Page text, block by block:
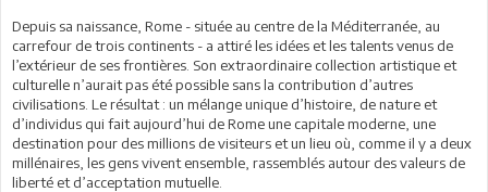
Depuis sa naissance, Rome - située au centre de la Méditerranée, au
carrefour de trois continents - a attiré les idées et les talents venus de
l’extérieur de ses frontières. Son extraordinaire collection artistique et
culturelle n’aurait pas été possible sans la contribution d’autres
civilisations. Le résultat : un mélange unique d’histoire, de nature et
d’individus qui fait aujourd’hui de Rome une capitale moderne, une
destination pour des millions de visiteurs et un lieu où, comme il y a deux
millénaires, les gens vivent ensemble, rassemblés autour des valeurs de
liberté et d’acceptation mutuelle.